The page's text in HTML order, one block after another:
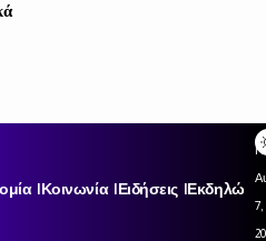
Κοινωνία Ειδήσεις
7,